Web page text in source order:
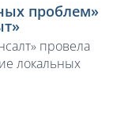
проблем»
провела
локальных